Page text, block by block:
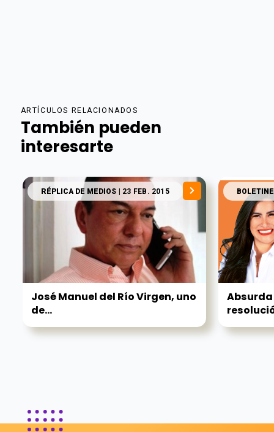
ARTÍCULOS RELACIONADOS
También pueden
interesarte
RÉPLICA DE MEDIOS | 23 FEB. 2015
José Manuel del Río Virgen, uno
de...